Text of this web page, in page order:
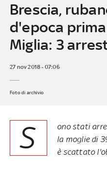
Brescia,
d'epoca
Miglia: 3
27 nov 2018 - 07:06
Foto di archivio
S
ono stati
la moglie di
è scattato